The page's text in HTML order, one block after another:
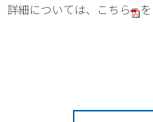
詳細については、 こちら